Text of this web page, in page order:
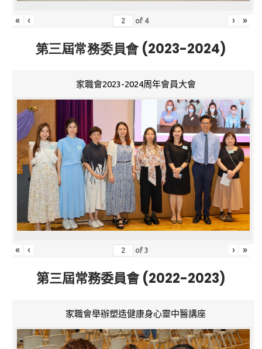
« ‹ of 4 › »
第三屆常務委員會 (2023-2024)
家職會2023-2024周年會員大會
« ‹ of3 › »
第三屆常務委員會 (2022-2023)
家職會舉辦塑造健康身心靈中醫講座